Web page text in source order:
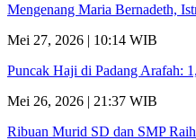
Mengenang Maria Bernadeth,
Mei 27, 2026 | 10:14 WIB
Puncak Haji di Padang Arafah:
Mei 26, 2026 | 21:37 WIB
Ribuan Murid SD dan SMP